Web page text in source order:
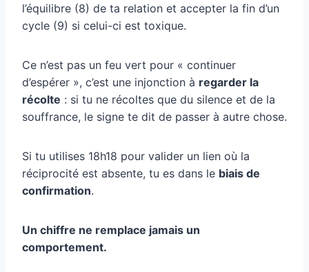
l’équilibre (8) de ta relation et accepter la fin d’un
cycle (9) si celui-ci est toxique.
Ce n’est pas un feu vert pour « continuer
d’espérer », c’est une injonction à regarder la
récolte : si tu ne récoltes que du silence et de la
souffrance, le signe te dit de passer à autre chose.
Si tu utilises 18h18 pour valider un lien où la
réciprocité est absente, tu es dans le biais de
confirmation.
Un chiffre ne remplace jamais un
comportement.